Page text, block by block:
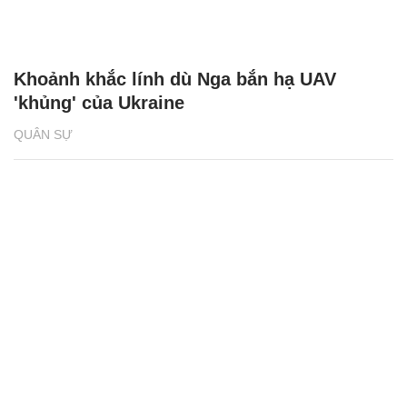
QUÂN SỰ
Khoảnh khắc lính dù Nga bắn hạ UAV
'khủng' của Ukraine